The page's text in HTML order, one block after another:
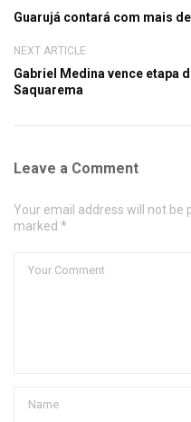
Guarujá contará com mais
NEXT ARTICLE
Gabriel Medina vence etapa
Saquarema
Leave a Comment
Your email address will not be
marked *